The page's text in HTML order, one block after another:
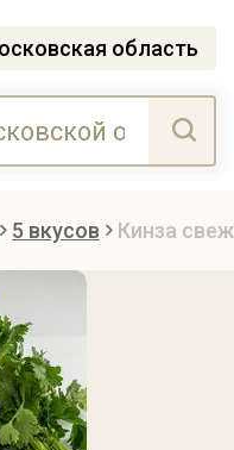
область
5 вкусов Кинза